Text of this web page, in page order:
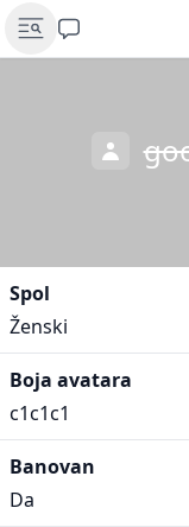
Spol
Ženski
Boja avatara
c1c1c1
Banovan
Da